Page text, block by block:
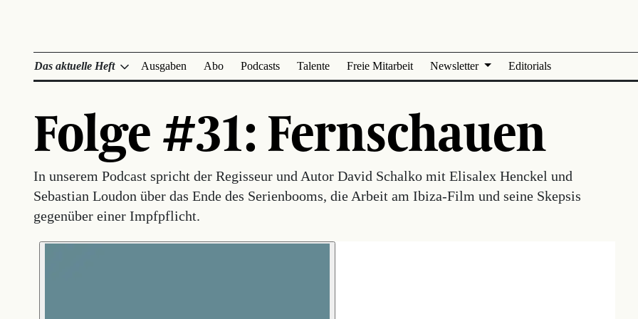
Das aktuelle Heft Ausgaben Abo Podcasts Talente Freie Mitarbeit Newsletter Editorials
Folge #31: Fernschauen
In unserem Podcast spricht der Regisseur und Autor David Schalko mit Elisalex Henckel und
Sebastian Loudon über das Ende des Serienbooms, die Arbeit am Ibiza-Film und seine Skepsis
gegenüber einer Impfpflicht.